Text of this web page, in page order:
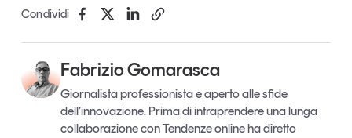
Condividi
Fabrizio Gomarasca
Giornalista professionista e aperto alle sfide
dell’innovazione. Prima di intraprendere una lunga
collaborazione con Tendenze online ha diretto